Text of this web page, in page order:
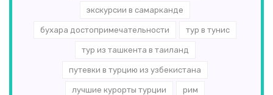
экскурсии в самарканде
бухара достопримечательности тур в тунис
тур из ташкента в таиланд
путевки в турцию из узбекистана
лучшие курорты турции рим